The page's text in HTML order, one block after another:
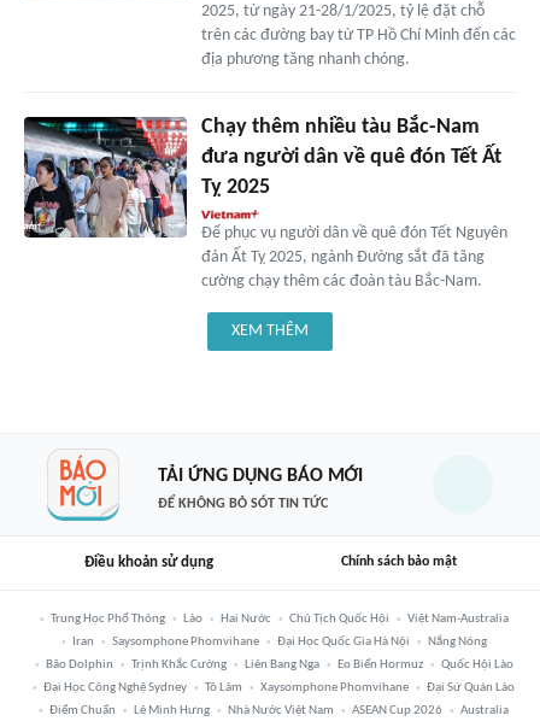
2025, từ ngày 21-28/1/2025, tỷ lệ đặt chỗ
trên các đường bay từ TP Hồ Chí Minh đến các
địa phương tăng nhanh chóng.
Chạy thêm nhiều tàu Bắc-Nam
đưa người dân về quê đón Tết Ất
Tỵ 2025
Để phục vụ người dân về quê đón Tết Nguyên
đán Ất Tỵ 2025, ngành Đường sắt đã tăng
cường chạy thêm các đoàn tàu Bắc-Nam.
XEM THÊM
TẢI ỨNG DỤNG BÁO MỚI
ĐỂ KHÔNG BỎ SÓT TIN TỨC
Điều khoản sử dụng Chính sách bảo mật
Trung Học Phổ Thông Lào Hai Nước Chủ Tịch Quốc Hội
Việt Nam-Australia
Iran
Saysomphone Phomvihane Đại Học Quốc Gia Hà Nội
Nắng Nóng
Bão Dolphin
Trịnh Khắc Cường Liên Bang Nga Eo Biển Hormuz
Quốc Hội Lào
Đại Học Công Nghệ Sydney
Tô Lâm Xaysomphone Phomvihane
Đại Sứ Quán Lào
Điểm Chuẩn
Lê Minh Hưng Nhà Nước Việt Nam ASEAN Cup 2026
Australia